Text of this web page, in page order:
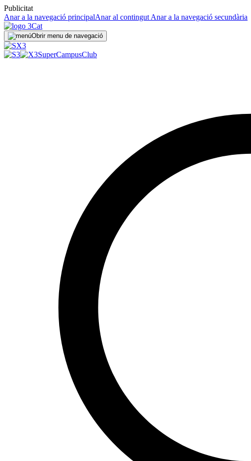
Publicitat
Anar a la navegació principalAnar al contingut Anar a la navegació secundària
Obrir menu de navegació
SuperCampusClub